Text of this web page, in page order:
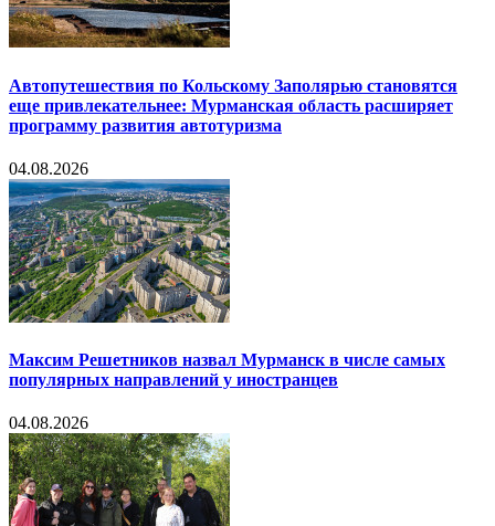
Автопутешествия по Кольскому Заполярью становятся
еще привлекательнее: Мурманская область расширяет
программу развития автотуризма
04.08.2026
Максим Решетников назвал Мурманск в числе самых
популярных направлений у иностранцев
04.08.2026